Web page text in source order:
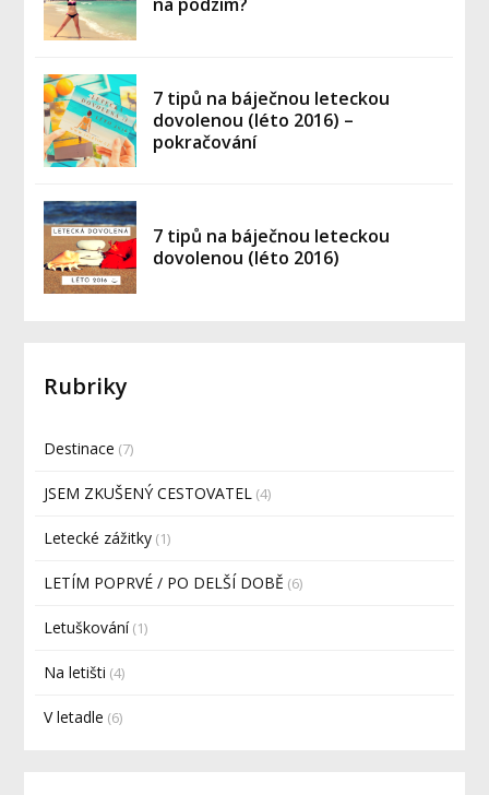
7 tipů na báječnou leteckou
dovolenou (léto 2016) –
pokračování
7 tipů na báječnou leteckou
dovolenou (léto 2016)
Rubriky
Destinace (7)
JSEM ZKUŠENÝ CESTOVATEL (4)
Letecké zážitky (1)
LETÍM POPRVÉ / PO DELŠÍ DOBĚ (6)
Letuškování(1)
Na letišti (4)
V letadle (6)